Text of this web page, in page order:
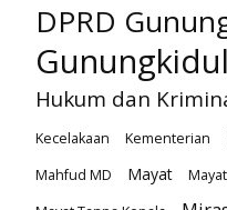
DPRD
Gunungkidul
Hukum dan
Kecelakaan
Kementerian
Mahfud MD
Mayat